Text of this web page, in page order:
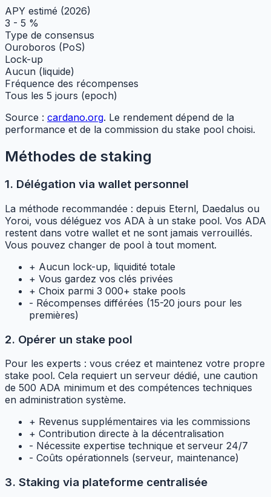
APY estimé (2026)
3 - 5 %
Type de consensus
Ouroboros (PoS)
Lock-up
Aucun (liquide)
Fréquence des récompenses
Tous les 5 jours (epoch)
Source : cardano.org. Le rendement dépend de la
performance et de la commission du stake pool choisi.
Méthodes de staking
1. Délégation via wallet personnel
La méthode recommandée : depuis Eternl, Daedalus ou
Yoroi, vous déléguez vos ADA à un stake pool. Vos ADA
restent dans votre wallet et ne sont jamais verrouillés.
Vous pouvez changer de pool à tout moment.
+ Aucun lock-up, liquidité totale
+ Vous gardez vos clés privées
+ Choix parmi 3 000+ stake pools
- Récompenses différées (15-20 jours pour les
premières)
2. Opérer un stake pool
Pour les experts : vous créez et maintenez votre propre
stake pool. Cela requiert un serveur dédié, une caution
de 500 ADA minimum et des compétences techniques
en administration système.
+ Revenus supplémentaires via les commissions
+ Contribution directe à la décentralisation
- Nécessite expertise technique et serveur 24/7
- Coûts opérationnels (serveur, maintenance)
3. Staking via plateforme centralisée